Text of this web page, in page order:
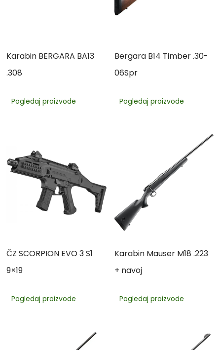
Karabin BERGARA BA13
.308
Pogledaj proizvode
Bergara B14 Timber .30-
06Spr
Pogledaj proizvode
ČZ SCORPION EVO 3 S1
9×19
Pogledaj proizvode
Karabin Mauser M18 .223
+ navoj
Pogledaj proizvode